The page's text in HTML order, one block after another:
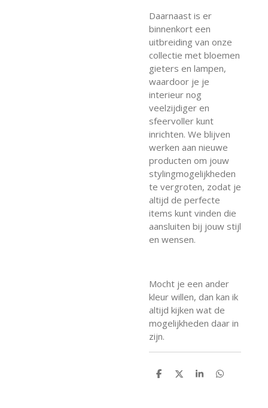
Daarnaast is er
binnenkort een
uitbreiding van onze
collectie met bloemen
gieters en lampen,
waardoor je je
interieur nog
veelzijdiger en
sfeervoller kunt
inrichten. We blijven
werken aan nieuwe
producten om jouw
stylingmogelijkheden
te vergroten, zodat je
altijd de perfecte
items kunt vinden die
aansluiten bij jouw stijl
en wensen.
Mocht je een ander
kleur willen, dan kan ik
altijd kijken wat de
mogelijkheden daar in
zijn.
D
D
S
D